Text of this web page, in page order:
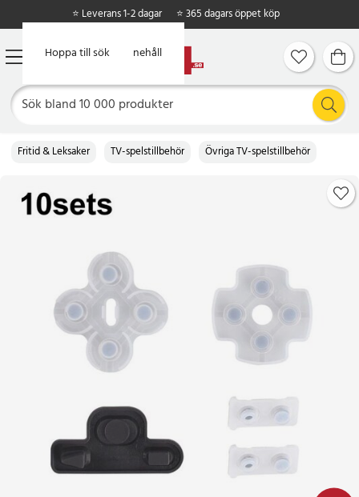
Hoppa till huvudinnehåll
Hoppa till sök
⭐ Leverans 1-2 dagar ⭐ 365 dagars öppet köp
Fritid & Leksaker TV-spelstillbehör Övriga TV-spelstillbehör